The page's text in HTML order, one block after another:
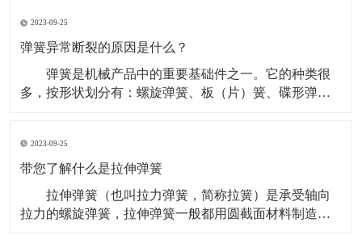
材料。对同一材料来说，细晶粒组织比粗细晶粒组织具
有更高的屈服强度。 2、表面状态最大应力多发生在
2023-09-25
弹簧异常断裂的原因是什么？
弹簧是机械产品中的重要基础件之一。它的种类很
多，按形状划分有：螺旋弹簧、板（片）簧、碟形弹
力主要有：弯曲应力、扭转应力、拉压应力和复合应力
等。 弹簧的故障模式主要有：断裂、变形、松驰、
2023-09-25
带您了解什么是拉伸弹簧
拉伸弹簧（也叫拉力弹簧，简称拉簧）是承受轴向
拉力的螺旋弹簧，拉伸弹簧一般都用圆截面材料制造。